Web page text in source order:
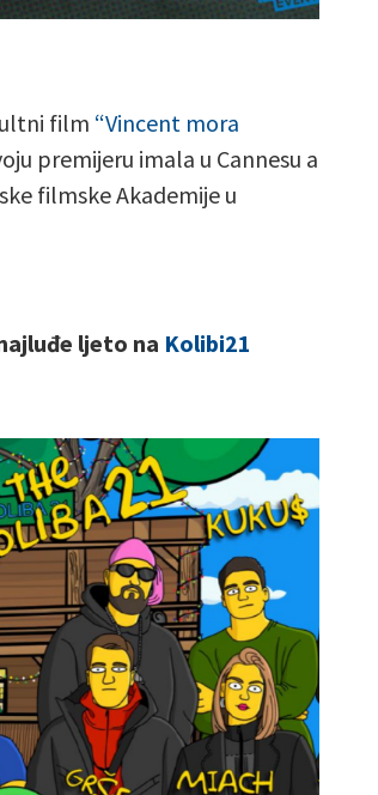
film “Vincent mora
premijeru imala u Cannesu a
filmske Akademije u
ljeto na Kolibi21